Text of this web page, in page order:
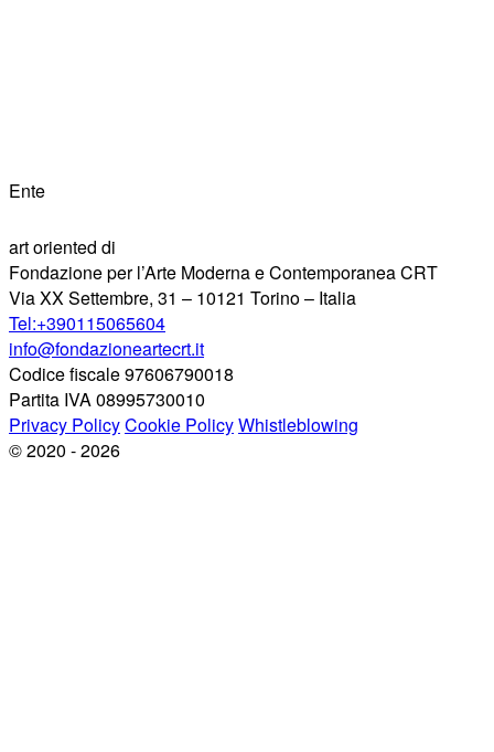
Ente
art oriented di
Fondazione per l’Arte Moderna e Contemporanea CRT
Via XX Settembre, 31 – 10121 Torino – Italia
Tel:+390115065604
info@fondazioneartecrt.it
Codice fiscale 97606790018
Partita IVA 08995730010
Privacy PolicyCookie PolicyWhistleblowing
© 2020 - 2026